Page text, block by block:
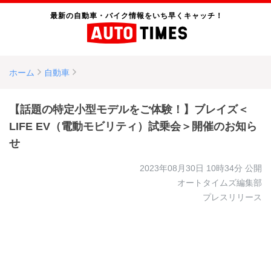
最新の自動車・バイク情報をいち早くキャッチ！
ホーム 自動車
【話題の特定小型モデルをご体験！】ブレイズ＜
LIFE EV（電動モビリティ）試乗会＞開催のお知ら
せ
2023年08月30日 10時34分 公開
オートタイムズ編集部
プレスリリース